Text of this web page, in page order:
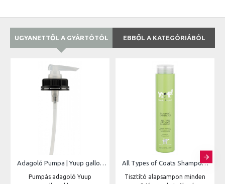
UGYANETTŐL A GYÁRTÓTÓL EBBŐL A KATEGÓRIÁBÓL
Adagoló Pumpa | Yuup gallonokhoz
Pumpás adagoló Yuup
All Types of Coats Shampoo | 250ml
Tisztító alapsampon minden